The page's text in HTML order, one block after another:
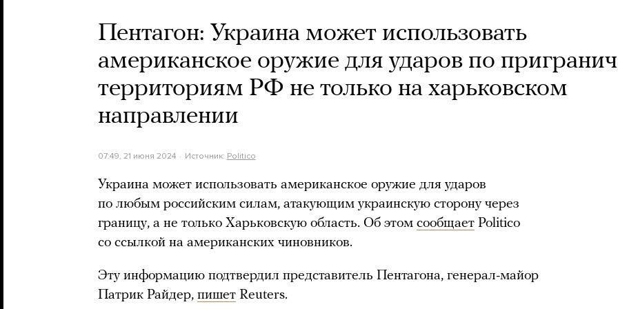
Пентагон: Украина может использовать
американское оружие для ударов по
территориям РФ не только на харьковском
направлении
07:49, 21 июня 2024 Источник: Politico
Украина может использовать американское оружие для ударов
по любым российским силам, атакующим украинскую сторону через
границу, а не только Харьковскую область. Об этом сообщает Politico
со ссылкой на американских чиновников.
Эту информацию подтвердил представитель Пентагона, генерал-майор
Патрик Райдер, пишет Reuters.